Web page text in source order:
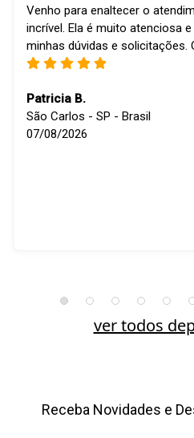
Venho para enaltecer o
incrível. Ela é muito atenciosa
minhas dúvidas e solicitações.
Patricia B.
São Carlos - SP - Brasil
07/08/2026
ver todos
Receba Novidades e